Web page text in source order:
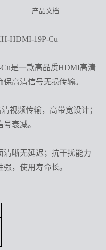
产品文档
HDMI-19P-Cu
是一款高品质HDMI高清
高清信号无损传输。
视频传输，高带宽设计；
衰减。
清晰无延迟；抗干扰能力
，使用寿命长。